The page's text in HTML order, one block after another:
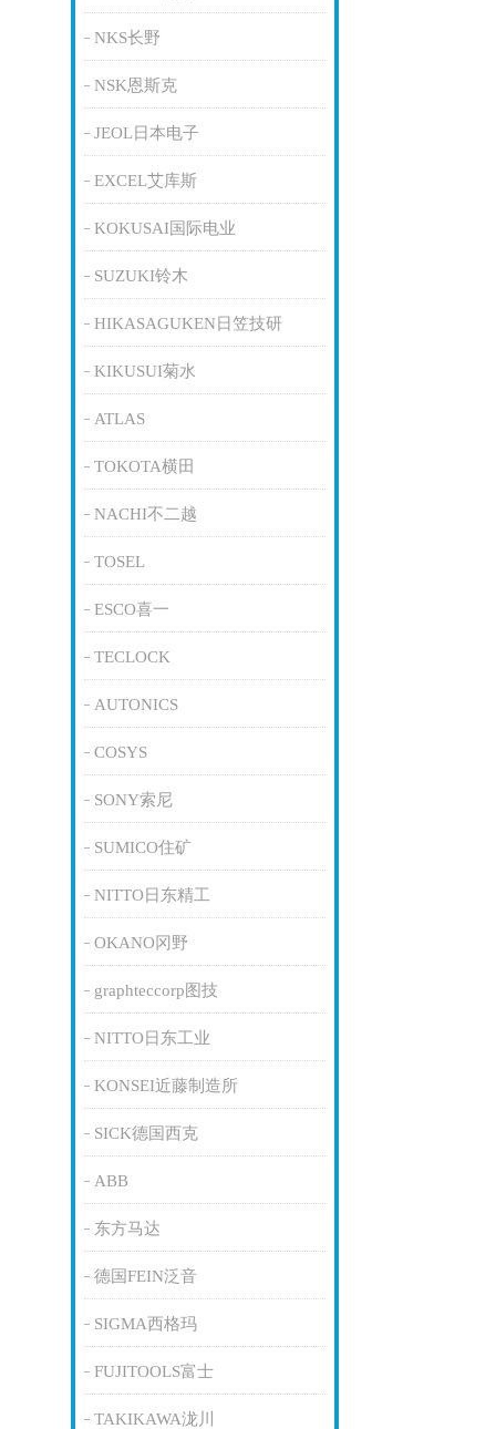
NKS长野
NSK恩斯克
JEOL日本电子
EXCEL艾库斯
KOKUSAI国际电业
SUZUKI铃木
HIKASAGUKEN日笠技研
KIKUSUI菊水
ATLAS
TOKOTA横田
NACHI不二越
TOSEL
ESCO喜一
TECLOCK
AUTONICS
COSYS
SONY索尼
SUMICO住矿
NITTO日东精工
OKANO冈野
graphteccorp图技
NITTO日东工业
KONSEI近藤制造所
SICK德国西克
ABB
东方马达
德国FEIN泛音
SIGMA西格玛
FUJITOOLS富士
TAKIKAWA泷川